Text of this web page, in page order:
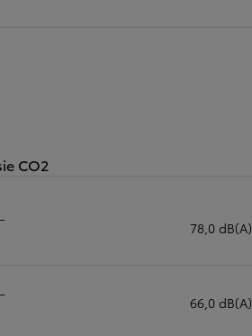
CO2
78,0 dB(A)
66,0 dB(A)